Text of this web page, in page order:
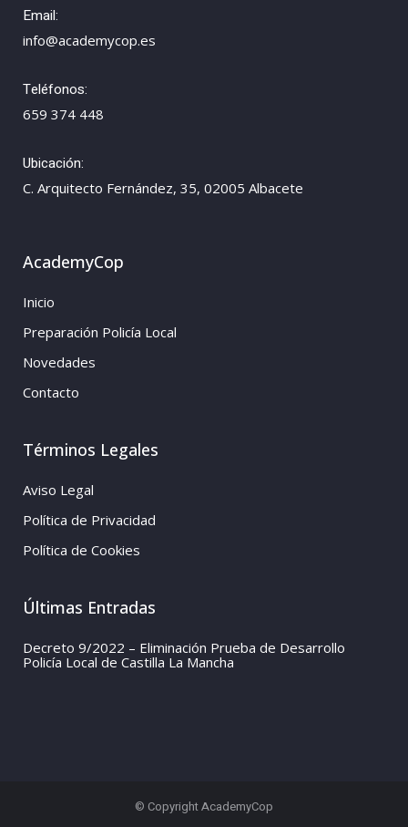
Email:
info@academycop.es
Teléfonos:
659 374 448
Ubicación:
C. Arquitecto Fernández, 35, 02005 Albacete
AcademyCop
Inicio
Preparación Policía Local
Novedades
Contacto
Términos Legales
Aviso Legal
Política de Privacidad
Política de Cookies
Últimas Entradas
Decreto 9/2022 – Eliminación Prueba de Desarrollo
Policía Local de Castilla La Mancha
© Copyright AcademyCop